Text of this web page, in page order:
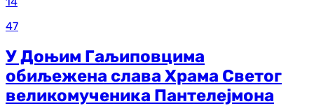
47
У Доњим Гаљиповцима
обиљежена слава Храма Светог
великомученика Пантелејмона